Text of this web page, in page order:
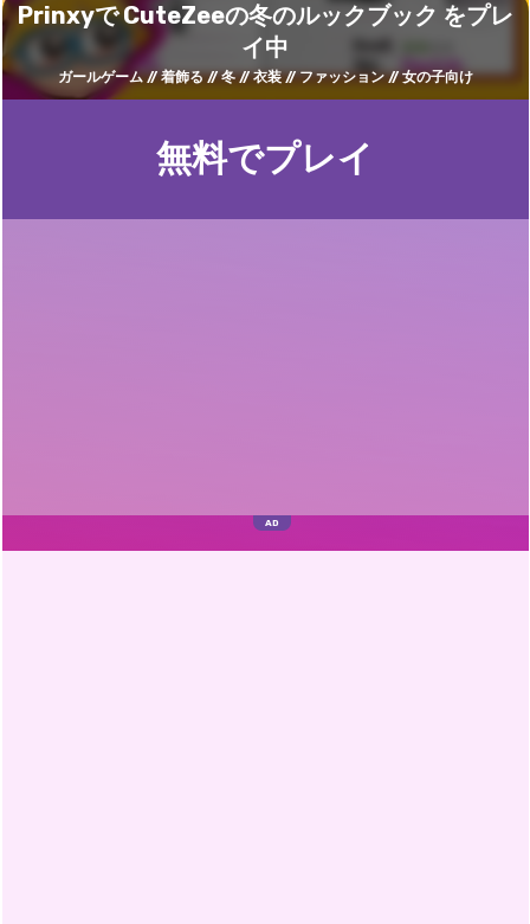
Prinxyで CuteZeeの冬のルックブック をプレ
イ中
ガールゲーム 着飾る 冬 衣装 ファッション 女の子向け
無料でプレイ